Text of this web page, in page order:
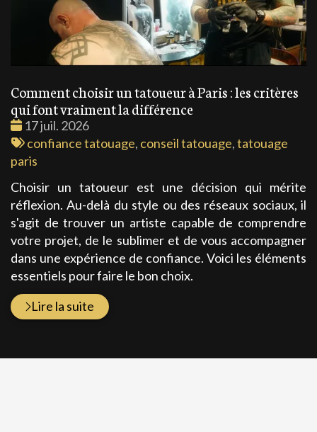
Comment choisir un tatoueur à Paris : les critères
qui font vraiment la différence
Date
:
17 juil. 2026
Tags
:
confiance tatouage, conseil tatouage,tatouage
paris
Choisir un tatoueur est une décision qui mérite
réflexion. Au-delà du style ou des réseaux sociaux, il
s'agit de trouver un artiste capable de comprendre
votre projet, de le sublimer et de vous accompagner
dans une expérience de confiance. Voici les éléments
essentiels pour faire le bon choix.
Lire la suite